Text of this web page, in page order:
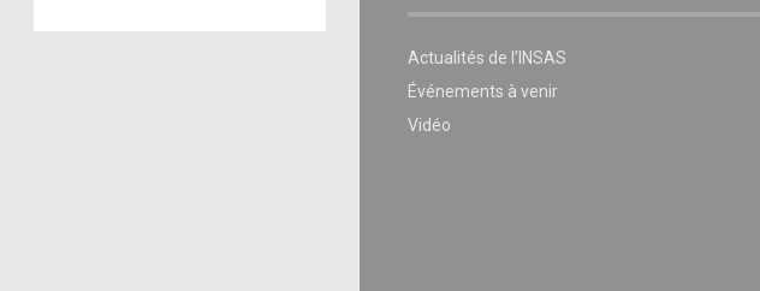
Actualités de l’INSAS
Événements à venir
Vidéo